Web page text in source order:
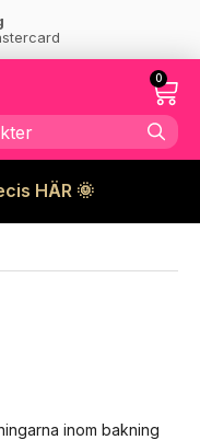
0
HÄR 🌞
inom bakning